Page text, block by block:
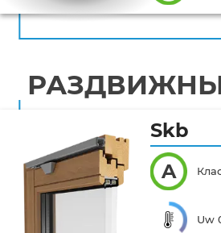
Skb
A
Uw